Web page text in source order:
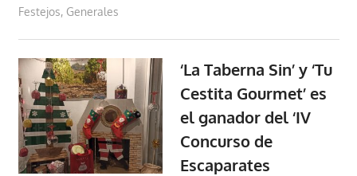
Festejos, Generales
‘La Taberna Sin’ y ‘Tu
Cestita Gourmet’ es
el ganador del ‘IV
Concurso de
Escaparates